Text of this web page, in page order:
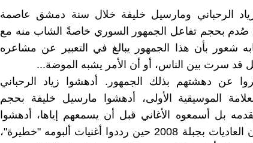
الرحباني ومارسيل خليفة خلال سنة دمشق عاصمة
العربية 2008، قد صُدم بحجم تفاعل الجمهور السوري خاصةً الشاب منه مع
شعور بأن هذا الجمهور يبالغ في التعبير عن مشاعره
قد سرت بين الناس، أو أن الأمر يشبه الموضة...
عن دهشتهم بذلك الجمهور. أدهشوا زياد الرحباني
الموسيقية الأولى، أدهشوا مارسيل خليفة بحجم
بل أسمعوه الأغاني قبل أن يسمعهم إياها، أدهشوا
شربل روحانا في مهرجان العاديات بجبلة 2008 حين رددوا أغنيات ألبومه "خطيرة"،